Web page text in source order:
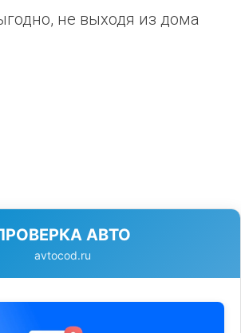
не выходя из дома
АВТО
avtocod.ru